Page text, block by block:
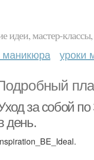
идеи, мастер-
уроки
за собой
день.